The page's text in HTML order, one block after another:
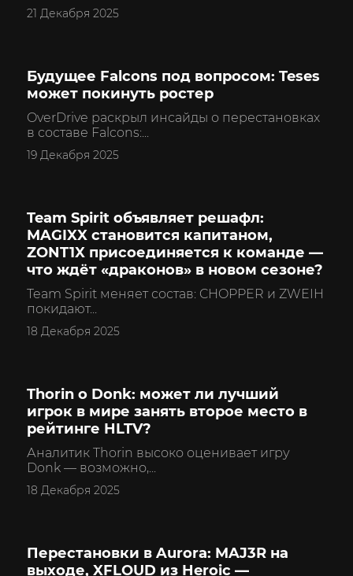
21 Декабря 2025
CS2
Будущее Falcons под вопросом: Teses
может покинуть ростер
OverDrive раскрыл инсайды о перестановках
в составе Falcons:...
19 Декабря 2025
CS2
Team Spirit объявляет решафл:
MAGIXX становится капитаном,
ZONT1X присоединяется к команде —
что ждёт «драконов» в новом сезоне?
Team Spirit меняет состав: CHOPPER и ZWEIH
покидают...
18 Декабря 2025
CS2
Thorin о Donk: может ли лучший
игрок в мире занять второе место в
рейтинге HLTV?
Аналитик Thorin высоко оценивает игру
Donk — возможно,...
18 Декабря 2025
CS2
Перестановки в Aurora: MAJ3R на
выходе, XFLOUD из Heroic —